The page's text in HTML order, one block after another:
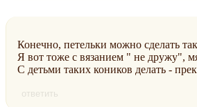
Конечно, петельки можно сделать
Я вот тоже с вязанием " не дружу",
С детьми таких коников делать -
ответить